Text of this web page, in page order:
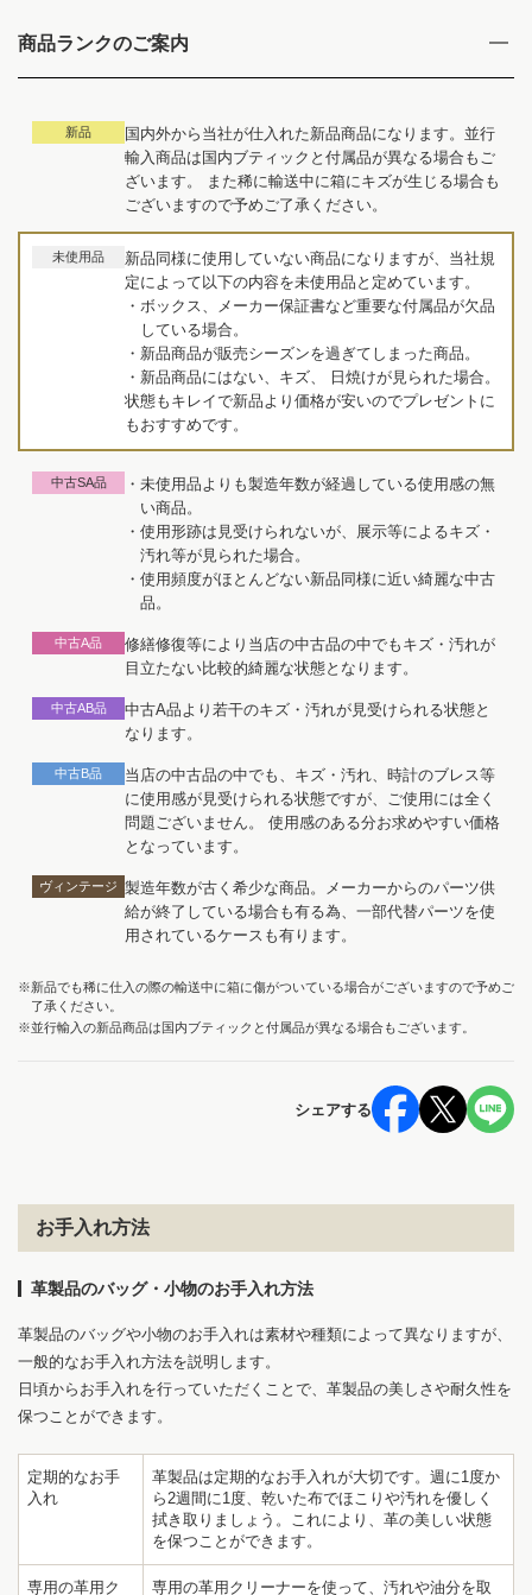
商品ランクのご案内
新品
国内外から当社が仕入れた新品商品になります。並行
輸入商品は国内ブティックと付属品が異なる場合もご
ざいます。 また稀に輸送中に箱にキズが生じる場合も
ございますので予めご了承ください。
未使用品
新品同様に使用していない商品になりますが、当社規
定によって以下の内容を未使用品と定めています。
・ボックス、メーカー保証書など重要な付属品が欠品
している場合。
・新品商品が販売シーズンを過ぎてしまった商品。
・新品商品にはない、キズ、 日焼けが見られた場合。
状態もキレイで新品より価格が安いのでプレゼントに
もおすすめです。
中古SA品
・未使用品よりも製造年数が経過している使用感の無
い商品。
・使用形跡は見受けられないが、展示等によるキズ・
汚れ等が見られた場合。
・使用頻度がほとんどない新品同様に近い綺麗な中古
品。
中古A品
修繕修復等により当店の中古品の中でもキズ・汚れが
目立たない比較的綺麗な状態となります。
中古AB品
中古A品より若干のキズ・汚れが見受けられる状態と
なります。
中古B品
当店の中古品の中でも、キズ・汚れ、時計のブレス等
に使用感が見受けられる状態ですが、ご使用には全く
問題ございません。 使用感のある分お求めやすい価格
となっています。
ヴィンテージ 製造年数が古く希少な商品。メーカーからのパーツ供
給が終了している場合も有る為、一部代替パーツを使
用されているケースも有ります。
※新品でも稀に仕入の際の輸送中に箱に傷がついている場合がございますので予めご
了承ください。
※並行輸入の新品商品は国内ブティックと付属品が異なる場合もございます。
シェアする
お手入れ方法
革製品のバッグ・小物のお手入れ方法
革製品のバッグや小物のお手入れは素材や種類によって異なりますが、
一般的なお手入れ方法を説明します。
日頃からお手入れを行っていただくことで、革製品の美しさや耐久性を
保つことができます。
定期的なお手
入れ
革製品は定期的なお手入れが大切です。週に1度か
ら2週間に1度、乾いた布でほこりや汚れを優しく
拭き取りましょう。これにより、革の美しい状態
を保つことができます。
専用の革用ク 専用の革用クリーナーを使って、汚れや油分を取